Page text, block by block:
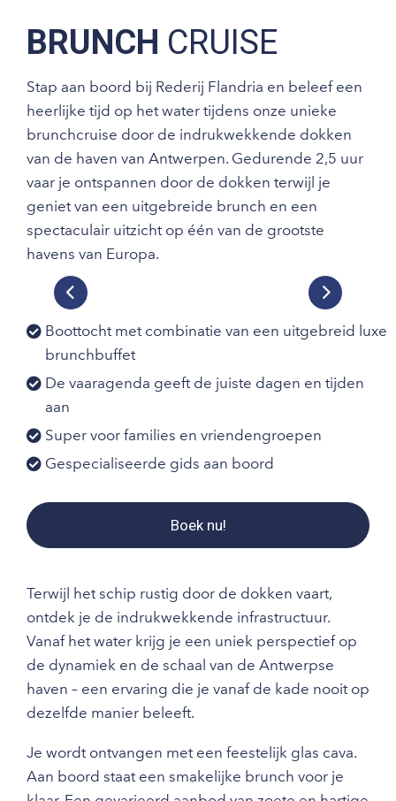
BRUNCH CRUISE
Stap aan boord bij Rederij Flandria en beleef een
heerlijke tijd op het water tijdens onze unieke
brunchcruise door de indrukwekkende dokken
van de haven van Antwerpen. Gedurende 2,5 uur
vaar je ontspannen door de dokken terwijl je
geniet van een uitgebreide brunch en een
spectaculair uitzicht op één van de grootste
havens van Europa.
Previous
Next
Boottocht met combinatie van een uitgebreid luxe
brunchbuffet
De vaaragenda geeft de juiste dagen en tijden
aan
Super voor families en vriendengroepen
Gespecialiseerde gids aan boord
Boek nu!
Terwijl het schip rustig door de dokken vaart,
ontdek je de indrukwekkende infrastructuur.
Vanaf het water krijg je een uniek perspectief op
de dynamiek en de schaal van de Antwerpse
haven – een ervaring die je vanaf de kade nooit op
dezelfde manier beleeft.
Je wordt ontvangen met een feestelijk glas cava.
Aan boord staat een smakelijke brunch voor je